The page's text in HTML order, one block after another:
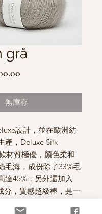
grå
價
格
無庫存
設計，並在歐洲紡
產，Deluxe Silk
材質極優，顏色柔和
毛海，成份除了33%毛
達45% ，另外還加入
分，質感超級棒 ，是一